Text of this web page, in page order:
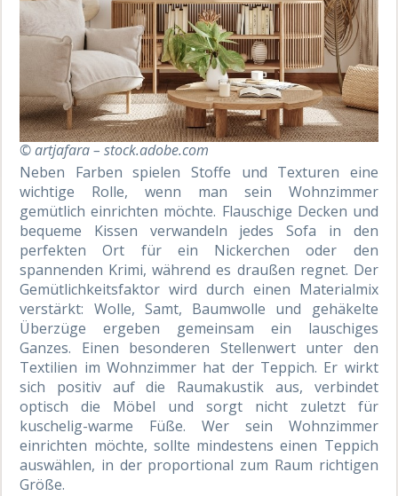
© artjafara – stock.adobe.com
Neben Farben spielen Stoffe und Texturen eine
wichtige Rolle, wenn man sein Wohnzimmer
gemütlich einrichten möchte. Flauschige Decken und
bequeme Kissen verwandeln jedes Sofa in den
perfekten Ort für ein Nickerchen oder den
spannenden Krimi, während es draußen regnet. Der
Gemütlichkeitsfaktor wird durch einen Materialmix
verstärkt: Wolle, Samt, Baumwolle und gehäkelte
Überzüge ergeben gemeinsam ein lauschiges
Ganzes. Einen besonderen Stellenwert unter den
Textilien im Wohnzimmer hat der Teppich. Er wirkt
sich positiv auf die Raumakustik aus, verbindet
optisch die Möbel und sorgt nicht zuletzt für
kuschelig-warme Füße. Wer sein Wohnzimmer
einrichten möchte, sollte mindestens einen Teppich
auswählen, in der proportional zum Raum richtigen
Größe.